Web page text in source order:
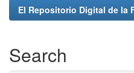
El Repositorio Digital de la
Search